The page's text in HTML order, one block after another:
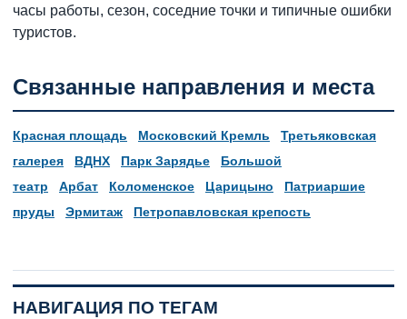
часы работы, сезон, соседние точки и типичные ошибки
туристов.
Связанные направления и места
Красная площадь Московский Кремль
Третьяковская
галерея
ВДНХ Парк Зарядье
Большой
театр
Арбат Коломенское Царицыно
Патриаршие
пруды
Эрмитаж Петропавловская крепость
НАВИГАЦИЯ ПО ТЕГАМ